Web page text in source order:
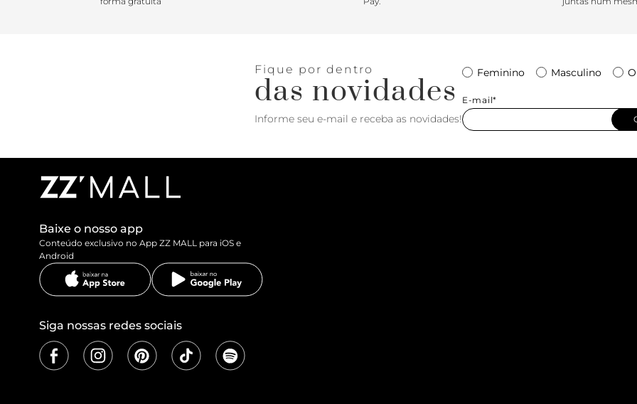
Fique por dentro
das novidades
Informe seu e-mail e receba as novidades!
Feminino Masculino
E-mail*
Baixe o nosso app
Conteúdo exclusivo no App ZZ MALL para iOS e
Android
Siga nossas redes sociais